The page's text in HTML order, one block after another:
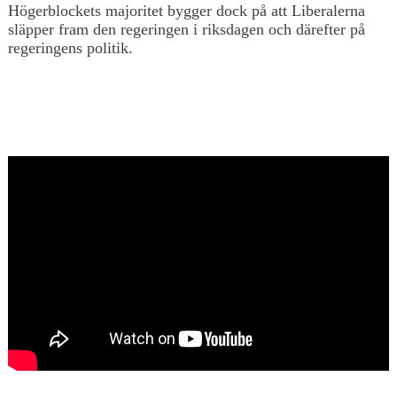
Högerblockets majoritet bygger dock på att Liberalerna
släpper fram den regeringen i riksdagen och därefter på
regeringens politik.